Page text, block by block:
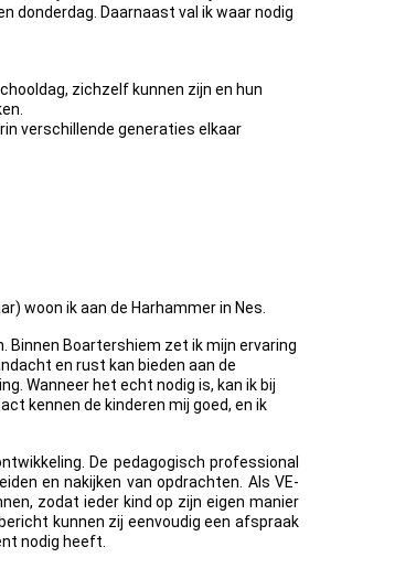
donderdag. Daarnaast val ik waar nodig
zichzelf kunnen zijn en hun
verschillende generaties elkaar
woon ik aan de Harhammer in Nes.
Binnen Boartershiem zet ik mijn ervaring
en rust kan bieden aan de
Wanneer het echt nodig is, kan ik bij
kennen de kinderen mij goed, en ik
De pedagogisch professional
en nakijken van opdrachten. Als VE-
zodat ieder kind op zijn eigen manier
kunnen zij eenvoudig een afspraak
nodig heeft.